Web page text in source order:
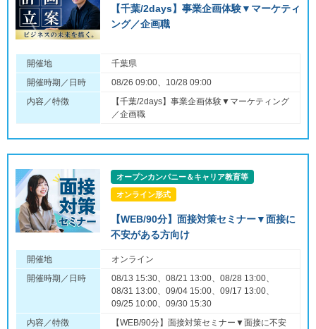
【千葉/2days】事業企画体験▼マーケティ
ング／企画職
開催地
千葉県
開催時期／日時
08/26 09:00、10/28 09:00
内容／特徴
【千葉/2days】事業企画体験▼マーケティング
／企画職
オープンカンパニー＆キャリア教育等
オンライン形式
【WEB/90分】面接対策セミナー▼面接に
不安がある方向け
開催地
オンライン
開催時期／日時
08/13 15:30、08/21 13:00、08/28 13:00、
08/31 13:00、09/04 15:00、09/17 13:00、
09/25 10:00、09/30 15:30
内容／特徴
【WEB/90分】面接対策セミナー▼面接に不安